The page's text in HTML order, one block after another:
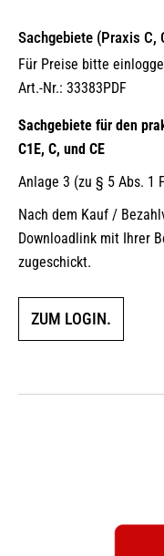
Sachgebiete (Praxis C,
Für Preise bitte
Art.-Nr.: 33383PDF
Sachgebiete für den
C1E, C, und CE
Anlage 3 (zu § 5 Abs. 1
Nach dem Kauf /
Downloadlink mit Ihrer
zugeschickt.
ZUM LOGIN.